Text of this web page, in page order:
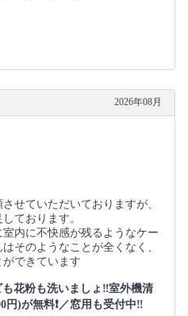
2026年08月
せていただいておりますが、
ております。
内に不快感が残るようなケー
そのようなことが全くなく、
できています
花粉も洗いましょ‼️室外機清
円)が無料❗️／窓用も受付中‼️